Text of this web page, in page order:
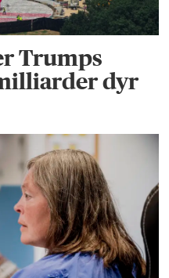
Trumps
dyr